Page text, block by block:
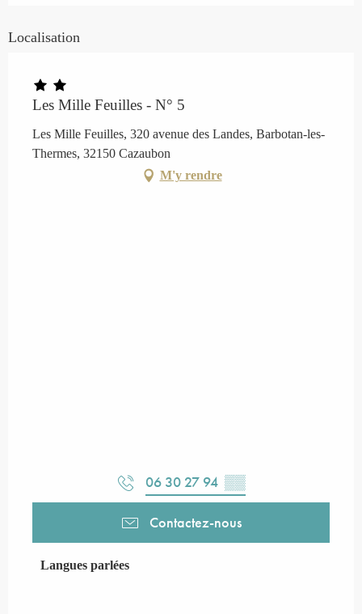
Localisation
Les Mille Feuilles - N° 5
Les Mille Feuilles, 320 avenue des Landes, Barbotan-les-
Thermes, 32150 Cazaubon
M'y rendre
06 30 27 94 ▒▒
Contactez-nous
Langues parlées
Langues parlées